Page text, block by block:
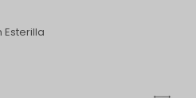
Esterilla